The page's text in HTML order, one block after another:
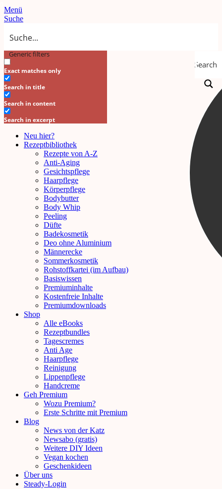
Menü
Suche
Search
Generic filters
Exact matches only
Search in title
Search in content
Search in excerpt
Neu hier?
Rezeptbibliothek
Rezepte von A-Z
Anti-Aging
Gesichtspflege
Haarpflege
Körperpflege
Bodybutter
Body Whip
Peeling
Düfte
Badekosmetik
Deo ohne Aluminium
Männerecke
Sommerkosmetik
Rohstoffkartei (im Aufbau)
Basiswissen
Premiuminhalte
Kostenfreie Inhalte
Premiumdownloads
Shop
Alle eBooks
Rezeptbundles
Tagescremes
Anti Age
Haarpflege
Reinigung
Lippenpflege
Handcreme
Geh Premium
Wozu Premium?
Erste Schritte mit Premium
Blog
News von der Katz
Newsabo (gratis)
Weitere DIY Ideen
Vegan kochen
Geschenkideen
Über uns
Steady-Login